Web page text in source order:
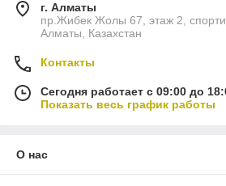
г. Алматы
пр.Жибек Жолы 67, этаж 2,
Алматы, Казахстан
Контакты
Сегодня работает с 09:00 до
Показать весь график работы
О нас